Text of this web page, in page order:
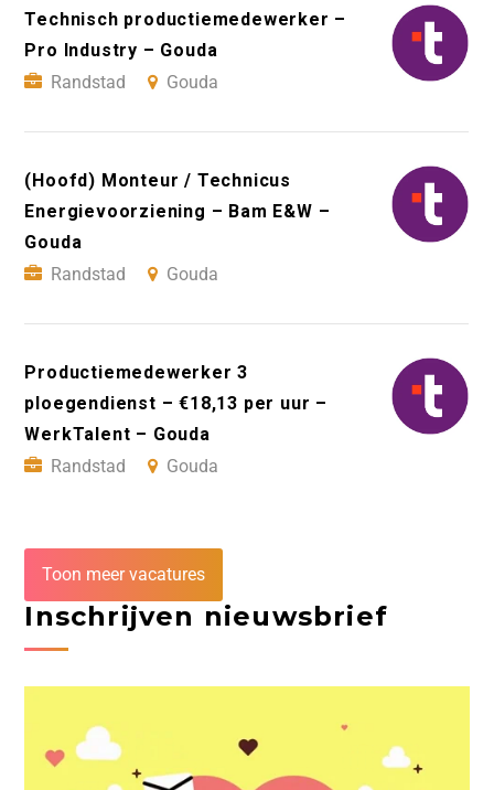
Technisch productiemedewerker –
Pro Industry – Gouda
Randstad
Gouda
(Hoofd) Monteur / Technicus
Energievoorziening – Bam E&W –
Gouda
Randstad
Gouda
Productiemedewerker 3
ploegendienst – €18,13 per uur –
WerkTalent – Gouda
Randstad
Gouda
Toon meer vacatures
Inschrijven nieuwsbrief